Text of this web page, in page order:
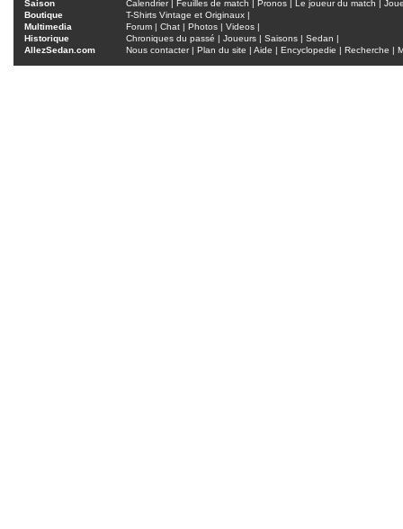
Saison Calendrier| Feuilles de match Pronos Le joueur du match
Boutique
T-Shirts Vintage et Originaux |
Multimedia
Forum | Chat | Photos | Videos |
Historique
Chroniques du passé | Joueurs | Saisons | Sedan |
AllezSedan.com
Nous contacter| Plan du site | Aide | Encyclopedie | Recherche |